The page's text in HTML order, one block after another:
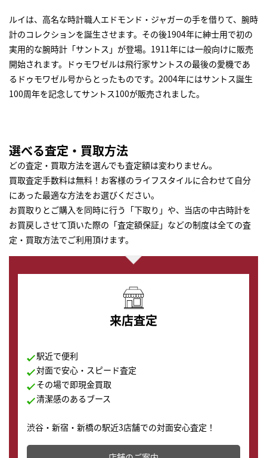
ルイは、高名な時計職人エドモンド・ジャガーの手を借りて、腕時
計のコレクションを誕生させます。その後1904年に紳士用で初の
実用的な腕時計「サントス」が登場。1911年には一般向けに販売
開始されます。ドゥモワゼルは飛行家サントスの最後の愛機であ
るドゥモワゼル号からとったものです。2004年にはサントス誕生
100周年を記念してサントス100が販売されました。
選べる査定・買取方法
どの査定・買取方法を選んでも査定額は変わりません。
買取査定手数料は無料！お客様のライフスタイルに合わせて自分
にあった最適な方法をお選びください。
お買取りとご購入を同時に行う「下取り」や、当店の中古時計を
お買戻しさせて頂いた際の「査定額保証」などの制度は全ての査
定・買取方法でご利用頂けます。
来店査定
駅近で便利
対面で安心・スピード査定
その場で即現金買取
清潔感のあるブース
渋谷・新宿・新橋の駅近3店舗での対面安心査定！
その場で現金買取致します。渋谷本店では、時計販売の